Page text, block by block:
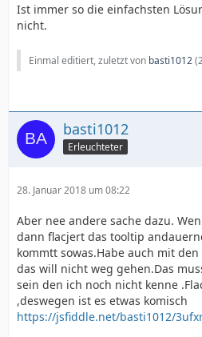
Ist immer so die einfachsten
nicht.
Einmal editiert, zuletzt von basti1012(
basti1012
Erleuchteter
28. Januar 2018 um 08:22
Aber nee andere sache dazu.
dann flacjert das tooltip
kommtt sowas.Habe auch mit
das will nicht weg gehen.Das
sein den ich noch nicht kenne
,deswegen ist es etwas komisch
https://jsfiddle.net/basti1012/